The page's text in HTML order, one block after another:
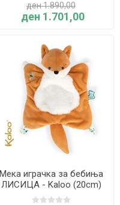
ден 1.890,00
ден 1.701,00
Мека играчка за бебиња
ЛИСИЦА - Kaloo (20cm)